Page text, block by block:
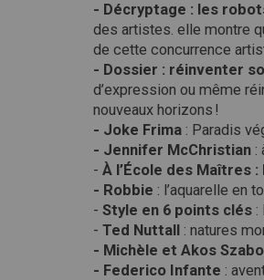
- Décryptage : les
des artistes. elle montre
de cette concurrence
- Dossier : réinventer
d’expression ou même
nouveaux horizons !
- Joke Frima : Paradis
- Jennifer McChristian :
- À l’École des Maîtres :
- Robbie : l’aquarelle en
- Style en 6 points clés :
- Ted Nuttall : natures
- Michèle et Akos Szabo
- Federico Infante :